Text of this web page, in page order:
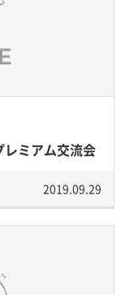
レミアム交流会
2019.09.29